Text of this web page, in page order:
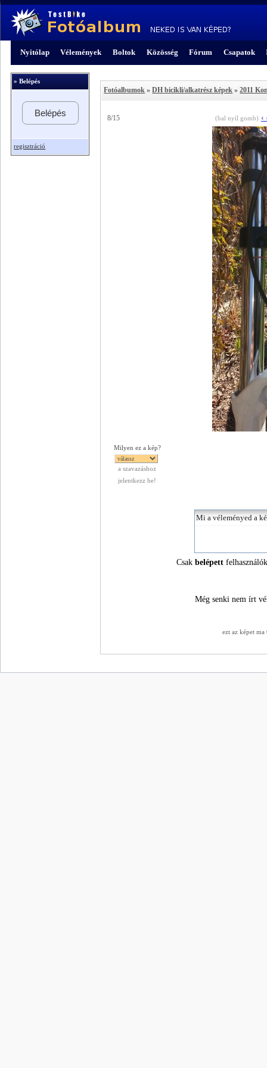
Nyitólap Vélemények Boltok Közösség Fórum Csapatok
» Belépés
Belépés
regisztráció
Fotóalbumok »DH bicikli/alkatrész képek »2011
8/15 (bal nyíl gomb) ‹
Milyen ez a kép?
a szavazáshoz
jelentkezz be!
Csakbelépett
Még senki nem írt
ezt az képet ma